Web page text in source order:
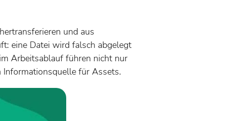
und aus
eine Datei wird falsch abgelegt
Arbeitsablauf führen nicht nur
Informationsquelle für Assets.